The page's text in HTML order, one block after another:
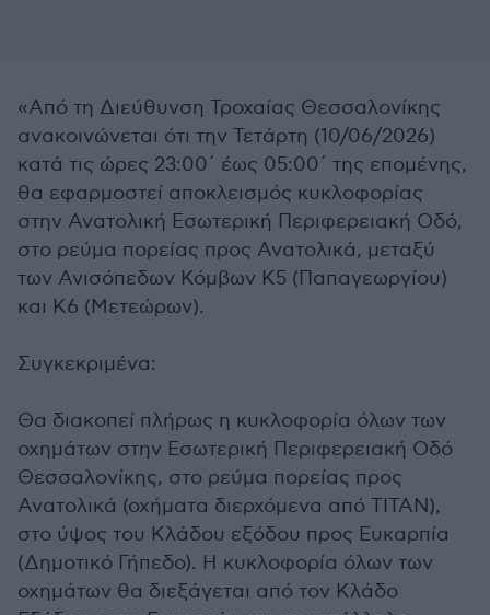
«Από τη Διεύθυνση Τροχαίας Θεσσαλονίκης
ανακοινώνεται ότι την Τετάρτη (10/06/2026)
κατά τις ώρες 23:00΄ έως 05:00΄ της επομένης,
θα εφαρμοστεί αποκλεισμός κυκλοφορίας
στην Ανατολική Εσωτερική Περιφερειακή Οδό,
στο ρεύμα πορείας προς Ανατολικά, μεταξύ
των Ανισόπεδων Κόμβων Κ5 (Παπαγεωργίου)
και Κ6 (Μετεώρων).
Συγκεκριμένα:
Θα διακοπεί πλήρως η κυκλοφορία όλων των
οχημάτων στην Εσωτερική Περιφερειακή Οδό
Θεσσαλονίκης, στο ρεύμα πορείας προς
Ανατολικά (οχήματα διερχόμενα από ΤΙΤΑΝ),
στο ύψος του Κλάδου εξόδου προς Ευκαρπία
(Δημοτικό Γήπεδο). Η κυκλοφορία όλων των
οχημάτων θα διεξάγεται από τον Κλάδο